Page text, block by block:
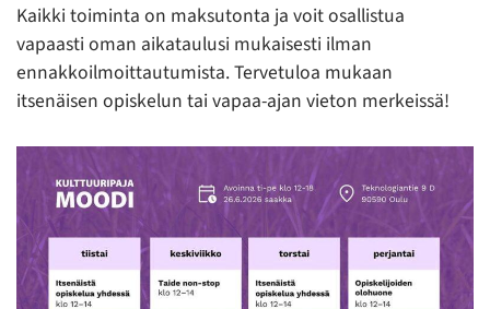
Kaikki toiminta on maksutonta ja voit osallistua
vapaasti oman aikataulusi mukaisesti ilman
ennakkoilmoittautumista. Tervetuloa mukaan
itsenäisen opiskelun tai vapaa-ajan vieton merkeissä!